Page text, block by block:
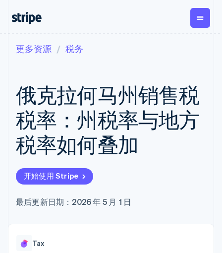
支付
在线支付
Managed
Payments
备案商家解决
方案
Payment links
无代码支付
预构建支付界
面
Elements
灵活的 UI 组件
支付方式
上
线下支付
经常性收入
Metronome
按用量计费
Subscriptions
订阅管理
Invoicing
一次性或定期
Tax
销售税和增值
Revenue
Recognition
Stripe Sigma
Global
Payouts
向第三
方打款
Crypto
按企业阶段
按应用场景
智能体商务
加密货币
电子商务
嵌入式金融
财务自动化
全球化企业
交易市场
文档
库与 SDK
Stripe Apps
指南
接受线上付款
实施预置结账流程
构建平台或交易市场
管理订阅
发行稳定币支持的支付卡
学习
指南
支持
获取支持
托管支持方案
专业服务
公司
更多资源 税务
俄克拉何马州销售税
税率：州税率与地方
税率如何叠加
开始使用 Stripe
最后更新日期：2026 年 5 月 1 日
Tax